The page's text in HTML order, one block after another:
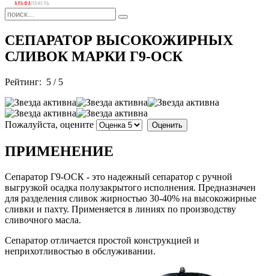
СЕПАРАТОР ВЫСОКОЖИРНЫХ
СЛИВОК МАРКИ Г9-ОСК
Рейтинг: 5 / 5
Пожалуйста, оцените
ПРИМЕНЕНИЕ
Сепаратор Г9-ОСК - это надежный сепаратор с ручной
выгрузкой осадка полузакрытого исполнения. Предназначен
для разделения сливок жирностью 30-40% на высокожирные
сливки и пахту. Применяется в линиях по производству
сливочного масла.
Сепаратор отличается простой конструкцией и
неприхотливостью в обслуживании.